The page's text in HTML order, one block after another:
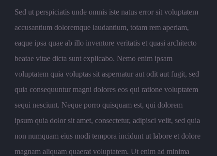
Sed ut perspiciatis unde omnis iste natus error sit voluptatem
accusantium doloremque laudantium, totam rem aperiam,
eaque ipsa quae ab illo inventore veritatis et quasi architecto
beatae vitae dicta sunt explicabo. Nemo enim ipsam
voluptatem quia voluptas sit aspernatur aut odit aut fugit, sed
quia consequuntur magni dolores eos qui ratione voluptatem
sequi nesciunt. Neque porro quisquam est, qui dolorem
ipsum quia dolor sit amet, consectetur, adipisci velit, sed quia
non numquam eius modi tempora incidunt ut labore et dolore
magnam aliquam quaerat voluptatem. Ut enim ad minima